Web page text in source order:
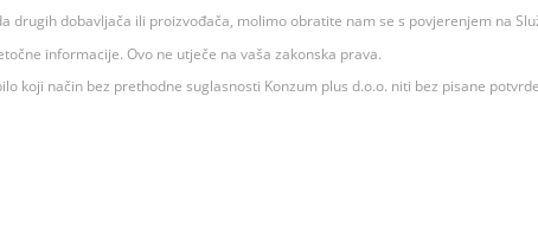
dobavljača ili proizvođača, molimo obratite nam se s povjerenjem na
informacije. Ovo ne utječe na vaša zakonska prava.
koji način bez prethodne suglasnosti Konzum plus d.o.o. niti bez pisane